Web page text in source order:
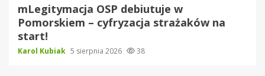
mLegitymacja OSP debiutuje w
Pomorskiem – cyfryzacja strażaków na
start!
Karol Kubiak 5 sierpnia 2026 38